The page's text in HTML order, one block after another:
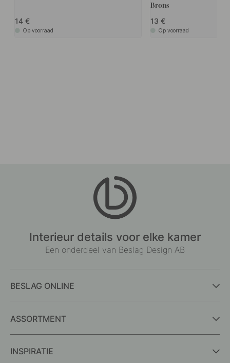
14
Op voorraad
Brons
13
Op voorraad
Interieur details voor elke kamer
Een onderdeel van Beslag Design AB
BESLAG ONLINE
ASSORTMENT
INSPIRATIE